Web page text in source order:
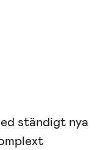
ständigt nya